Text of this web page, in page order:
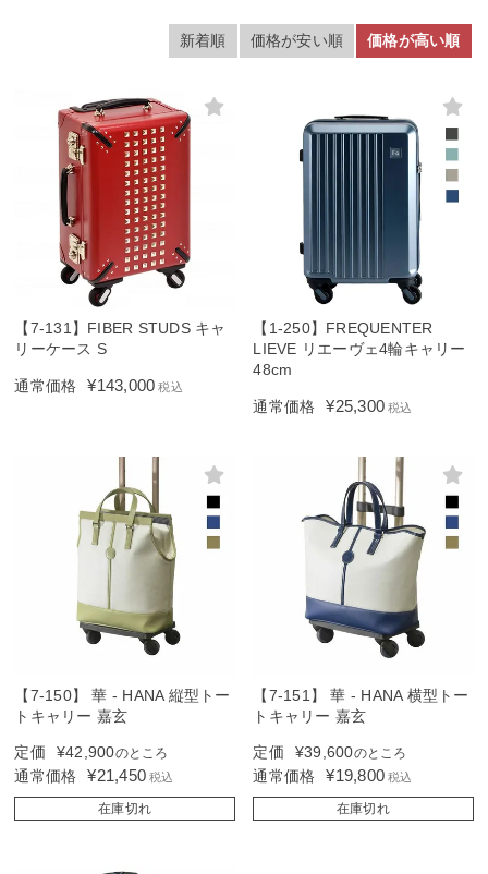
円 〜 円
価格が安い順 価格が高い順
新着順
【7-131】FIBER STUDS キャ
リーケース S
通常価格 ¥143,000 税込
【1-250】FREQUENTER
LIEVE リエーヴェ4輪キャリー
48cm
通常価格 ¥25,300 税込
【7-150】 華 - HANA 縦型トー
トキャリー 嘉玄
定価 ¥42,900のところ
通常価格 ¥21,450 税込
在庫切れ
【7-151】 華 - HANA 横型トー
トキャリー 嘉玄
定価 ¥39,600のところ
通常価格 ¥19,800 税込
在庫切れ